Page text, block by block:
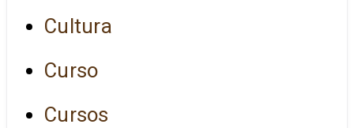
Cultura
Curso
Cursos